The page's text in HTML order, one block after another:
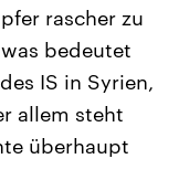
Beiträge,
und
die Vereinigten
großem Einfluss auf
rascher zu
bedeutet
IS in Syrien,
allem steht
überhaupt